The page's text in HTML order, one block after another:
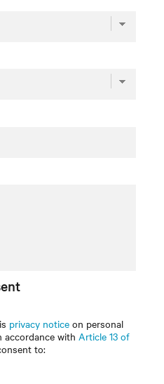
privacy notice on personal
accordance with Article 13 of
to: